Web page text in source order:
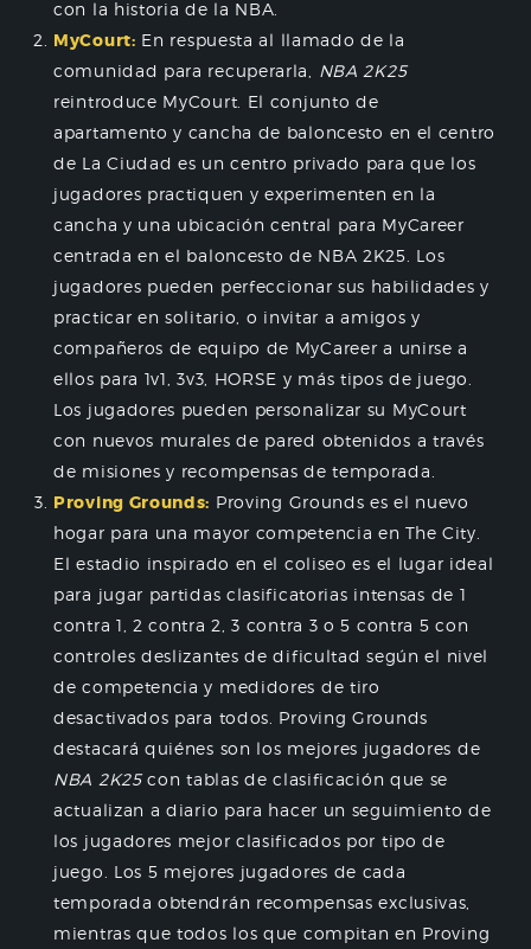
con la historia de la NBA.
MyCourt: En respuesta al llamado de la
comunidad para recuperarla, NBA 2K25
reintroduce MyCourt. El conjunto de
apartamento y cancha de baloncesto en el centro
de La Ciudad es un centro privado para que los
jugadores practiquen y experimenten en la
cancha y una ubicación central para MyCareer
centrada en el baloncesto de NBA 2K25. Los
jugadores pueden perfeccionar sus habilidades y
practicar en solitario, o invitar a amigos y
compañeros de equipo de MyCareer a unirse a
ellos para 1v1, 3v3, HORSE y más tipos de juego.
Los jugadores pueden personalizar su MyCourt
con nuevos murales de pared obtenidos a través
de misiones y recompensas de temporada.
Proving Grounds: Proving Grounds es el nuevo
hogar para una mayor competencia en The City.
El estadio inspirado en el coliseo es el lugar ideal
para jugar partidas clasificatorias intensas de 1
contra 1, 2 contra 2, 3 contra 3 o 5 contra 5 con
controles deslizantes de dificultad según el nivel
de competencia y medidores de tiro
desactivados para todos. Proving Grounds
destacará quiénes son los mejores jugadores de
NBA 2K25con tablas de clasificación que se
actualizan a diario para hacer un seguimiento de
los jugadores mejor clasificados por tipo de
juego. Los 5 mejores jugadores de cada
temporada obtendrán recompensas exclusivas,
mientras que todos los que compitan en Proving